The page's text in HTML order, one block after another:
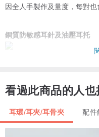
因全人手製作及量度，每對
銅質防敏感耳針及油壓耳托
銅質防敏感耳夾
看過此商品的人也
耳環/耳夾/耳骨夾 配件